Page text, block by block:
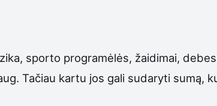
sporto programėlės, žaidimai,
Tačiau kartu jos gali sudaryti sumą,